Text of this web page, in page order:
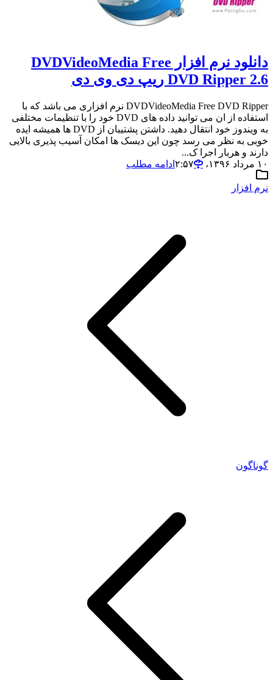
دانلود نرم افزار DVDVideoMedia Free
DVD Ripper 2.6 ریپ دی وی دی
DVDVideoMedia Free DVD Ripper نرم افزاری می باشد که با
استفاده از ان می توانید داده های DVD خود را با تنظیمات مختلفی
به ویندوز خود انتقال دهید. داشتن پشتیبان از DVD ها همیشه ایده
خوبی به نظر می رسد چون این دیسک ها امکان آسیب پذیری بالایی
دارند و هربار اجرا ک...
۱۰ مرداد ۱۳۹۶،‏ ۲:۵۷
ادامه مطلب
نرم افزار
گوناگون